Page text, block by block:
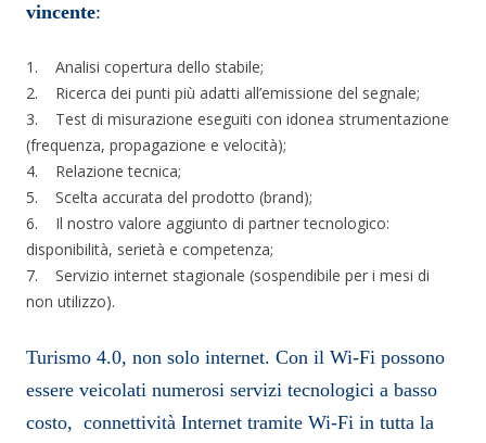
vincente:
1. Analisi copertura dello stabile;
2. Ricerca dei punti più adatti all’emissione del segnale;
3. Test di misurazione eseguiti con idonea strumentazione
(frequenza, propagazione e velocità);
4. Relazione tecnica;
5. Scelta accurata del prodotto (brand);
6. Il nostro valore aggiunto di partner tecnologico:
disponibilità, serietà e competenza;
7. Servizio internet stagionale (sospendibile per i mesi di
non utilizzo).
Turismo 4.0, non solo internet. Con il Wi-Fi possono
essere veicolati numerosi servizi tecnologici a basso
costo, connettività Internet tramite Wi-Fi in tutta la